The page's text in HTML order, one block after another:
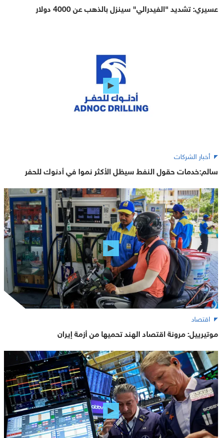
عسيري: تشديد "الفيدرالي" سينزل بالذهب عن 4000 دولار
أخبار الشركات
سالم:خدمات حقول النفط سيظل الأكثر نموا في أدنوك للحفر
اقتصاد
موتيرييل: مرونة اقتصاد الهند تحميها من أزمة إيران